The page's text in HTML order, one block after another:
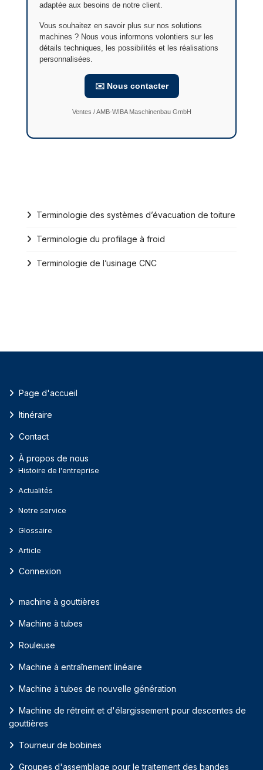
adaptée aux besoins de notre client.
Vous souhaitez en savoir plus sur nos solutions
machines ? Nous vous informons volontiers sur les
détails techniques, les possibilités et les réalisations
personnalisées.
✉️ Nous contacter
Ventes / AMB-WIBA Maschinenbau GmbH
Terminologie des systèmes d’évacuation de toiture
Terminologie du profilage à froid
Terminologie de l’usinage CNC
Page d'accueil
Itinéraire
Contact
À propos de nous
Histoire de l'entreprise
Actualités
Notre service
Glossaire
Article
Connexion
machine à gouttières
Machine à tubes
Rouleuse
Machine à entraînement linéaire
Machine à tubes de nouvelle génération
Machine de rétreint et d'élargissement pour descentes de
gouttières
Tourneur de bobines
Groupes d'assemblage pour le traitement des bandes